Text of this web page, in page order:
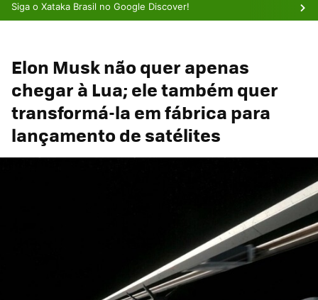
Siga o Xataka Brasil no Google Discover!
Elon Musk não quer apenas
chegar à Lua; ele também quer
transformá-la em fábrica para
lançamento de satélites